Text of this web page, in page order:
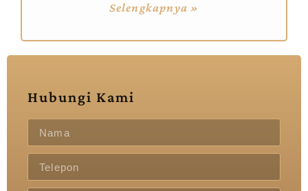
Selengkapnya »
Hubungi Kami